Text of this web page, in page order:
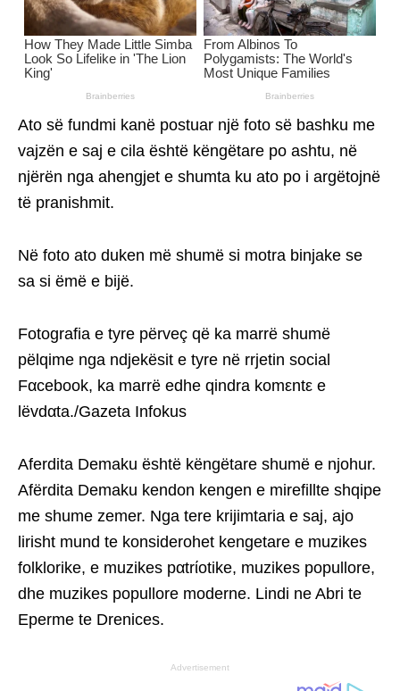
Ato së fundmi kanë postuar një foto së bashku me
vajzën e saj e cila është këngëtare po ashtu, në
njërën nga ahengjet e shumta ku ato po i argëtojnë
të pranishmit.
Në foto ato duken më shumë si motra binjake se
sa si ëmë e bijë.
Fotografia e tyre përveç që ka marrë shumë
pëlqime nga ndjekësit e tyre në rrjetin social
Fαcebook, ka marrë edhe qindra komεntε e
lëvdαta./Gazeta Infokus
Aferdita Demaku është këngëtare shumë e njohur.
Afërdita Demaku kendon kengen e mirefillte shqipe
me shume zemer. Nga tere krijimtaria e saj, ajo
lirisht mund te konsiderohet kengetare e muzikes
folklorike, e muzikes pαtrίotike, muzikes popullore,
dhe muzikes popullore moderne. Lindi ne Abri te
Eperme te Drenices.
Advertisement